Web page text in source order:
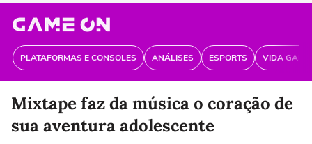
PLATAFORMAS E CONSOLES ANÁLISES ESPORTS VIDA
Mixtape faz da música o coração de
sua aventura adolescente